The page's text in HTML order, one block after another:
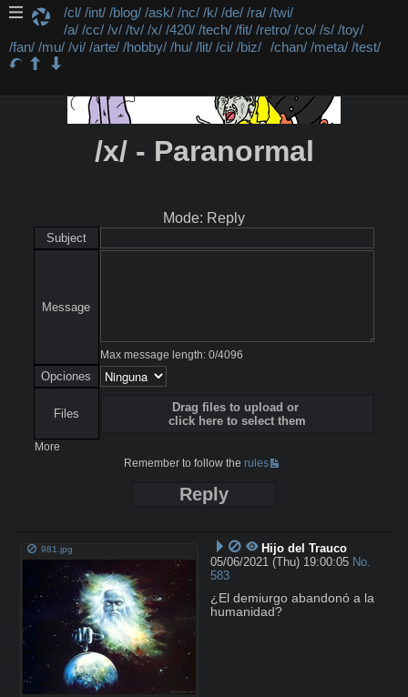
/cl/ /int/ /blog/ /ask/ /nc/ /k/ /de/ /ra/ /twi/
/a/ /cc/ /v/ /tv/ /x/ /420/ /tech/ /fit/ /retro/ /co/ /s/ /toy/
/fan/ /mu/ /vi/ /arte/ /hobby/ /hu/ /lit/ /ci/ /biz/ /chan/ /meta/ /test/
/x/ - Paranormal
Mode: Reply
Subject
Message
Max message length: 0/4096
Opciones
Files
Drag files to upload or
click here to select them
More
Remember to follow therules
Reply
981.jpg
Hijo del Trauco
05/06/2021 (Thu) 19:00:05 No.
583
¿El demiurgo abandonó a la
humanidad?